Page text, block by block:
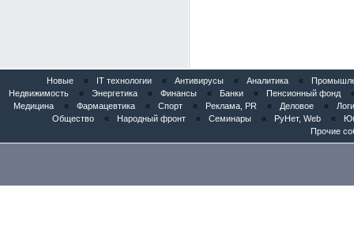
Новые « IT технологии « Антивирусы « Аналитика «
Недвижимость
« Энергетика « Финансы « Банки « Пенсионный фонд
Медицина
« Фармацевтика « Спорт « Реклама, PR « Деловое «
Общество
« Народный фронт « Семинары « РуНет, Web «
Прочие